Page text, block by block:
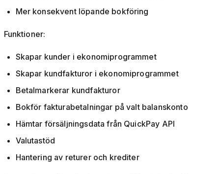
Mer konsekvent löpande bokföring
Funktioner:
Skapar kunder i ekonomiprogrammet
Skapar kundfakturor i ekonomiprogrammet
Betalmarkerar kundfakturor
Bokför fakturabetalningar på valt balanskonto
Hämtar försäljningsdata från QuickPay API
Valutastöd
Hantering av returer och krediter